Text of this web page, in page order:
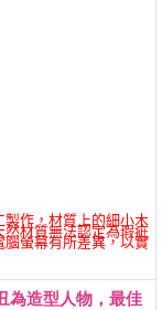
作，材質上的細小木
材質無法認定為瑕疵
螢幕有所差異，以實
為造型人物，最佳